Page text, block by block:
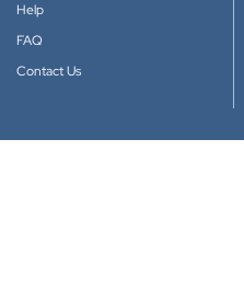
Help
FAQ
Contact Us